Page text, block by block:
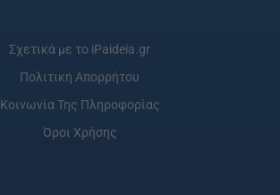
Σχετικά με το iPaideia.gr
Πολιτική Απορρήτου
Κοινωνία Της Πληροφορίας
Όροι Χρήσης